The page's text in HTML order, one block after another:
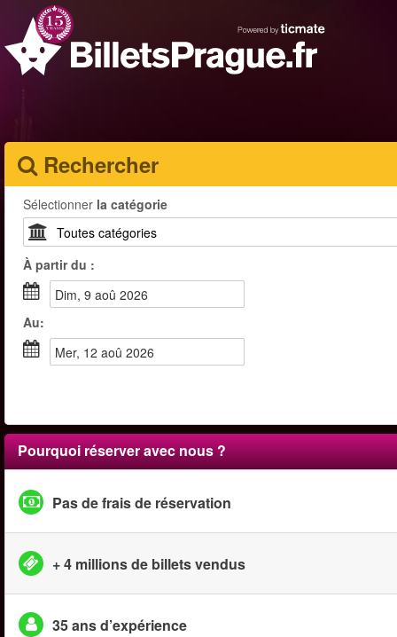
Rechercher
Sélectionner la catégorie
À partir du :
dim, 9 aoû 2026
Au:
mer, 12 aoû 2026
Pourquoi réserver avec nous ?
Pas de frais de réservation
+ 4 millions de billets vendus
35 ans d’expérience